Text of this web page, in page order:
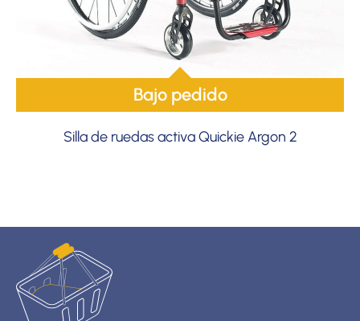
Bajo pedido
Silla de ruedas activa Quickie Argon 2